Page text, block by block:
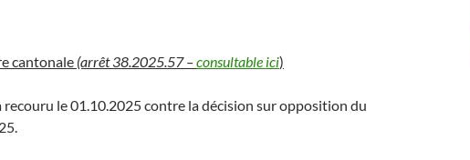
cantonale (arrêt 38.2025.57 –consultable ici)
a recouru le 01.10.2025 contre la décision sur opposition du